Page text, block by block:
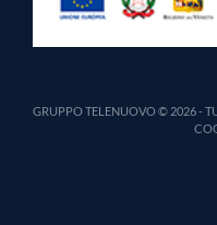
GRUPPO TELENUOVO © 2026 -